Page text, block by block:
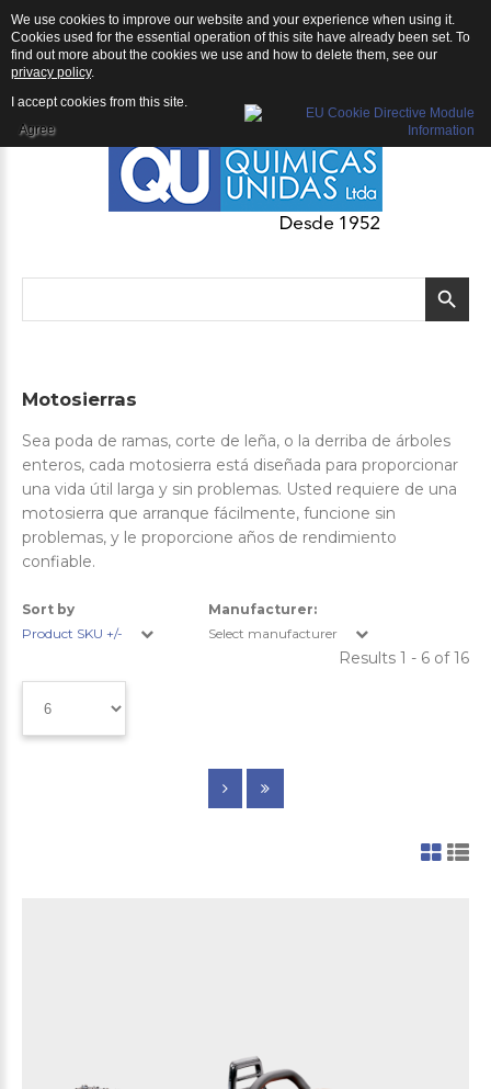
Motosierras
Sea poda de ramas, corte de leña, o la derriba de árboles
enteros, cada motosierra está diseñada para proporcionar
una vida útil larga y sin problemas. Usted requiere de una
motosierra que arranque fácilmente, funcione sin
problemas, y le proporcione años de rendimiento
confiable.
Sort by
Product SKU +/-
Manufacturer:
Select manufacturer
Results 1 - 6 of 16
We use cookies to improve our website and your experience when using it.
Cookies used for the essential operation of this site have already been set. To
find out more about the cookies we use and how to delete them, see our
privacy policy.
I accept cookies from this site.
Agree
QU | Productos